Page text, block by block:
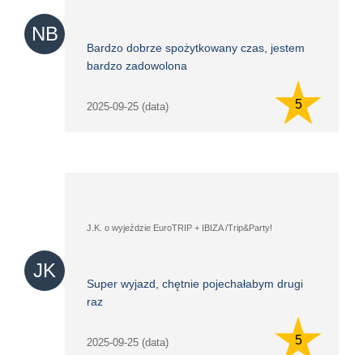
NB
Bardzo dobrze spożytkowany czas, jestem
bardzo zadowolona
2025-09-25 (data) 5
JK
J.K. o wyjeździe EuroTRIP + IBIZA /Trip&Party!
Super wyjazd, chętnie pojechałabym drugi
raz
2025-09-25 (data) 5